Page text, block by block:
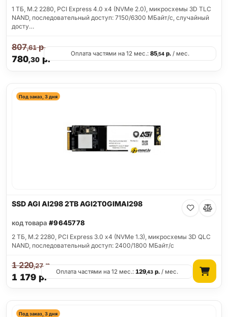
1 ТБ, M.2 2280, PCI Express 4.0 x4 (NVMe 2.0), микросхемы 3D TLC
NAND, последовательный доступ: 7150/6300 МБайт/с, случайный
досту…
780,30р.
807,61р.
Оплата частями на 12 мес.: 85,54 р. / мес.
Под заказ, 3 дня
SSD AGI AI298 2TB AGI2T0GIMAI298
код товара #9645778
2 ТБ, M.2 2280, PCI Express 3.0 x4 (NVMe 1.3), микросхемы 3D QLC
NAND, последовательный доступ: 2400/1800 МБайт/с
1 179 р.
1 220,27р.
Оплата частями на 12 мес.:129,43 р. / мес.
Под заказ, 3 дня